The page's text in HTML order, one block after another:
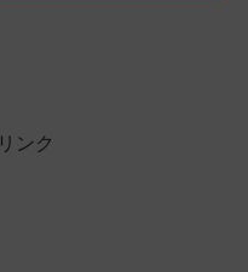
ンク